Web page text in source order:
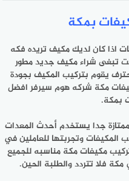
بمكة
اذا كان لديك مكيف تريده فكه
تبغى شراء مكيف جديد مطور
يقوم بتركيب المكيف بجودة
مكة شركه هوم سيرفر افضل
بمكة.
جدا يستخدم أحدث المعدات
المكيفات وتجربتها للعاملين في
مكيفات مكة مناسبه للجميع
فلا تتردد والطلبة الحين.